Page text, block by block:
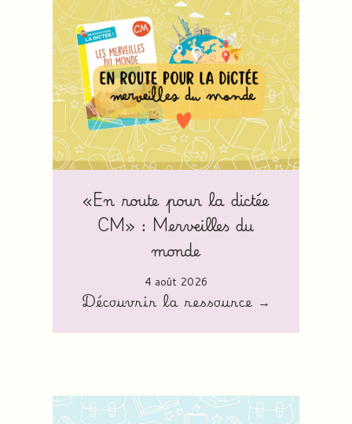
«En route pour la dictée
CM» : Merveilles du
monde
4 août 2026
Découvrir la ressource →